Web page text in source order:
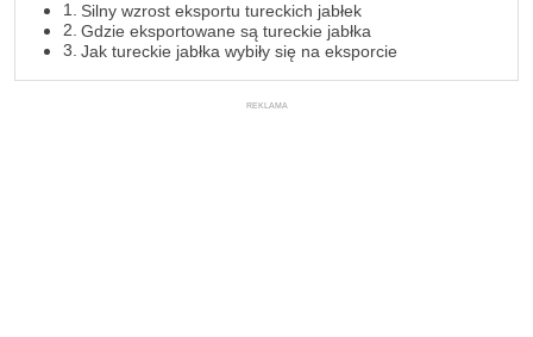
Silny wzrost eksportu tureckich jabłek
Gdzie eksportowane są tureckie jabłka
Jak tureckie jabłka wybiły się na eksporcie
REKLAMA